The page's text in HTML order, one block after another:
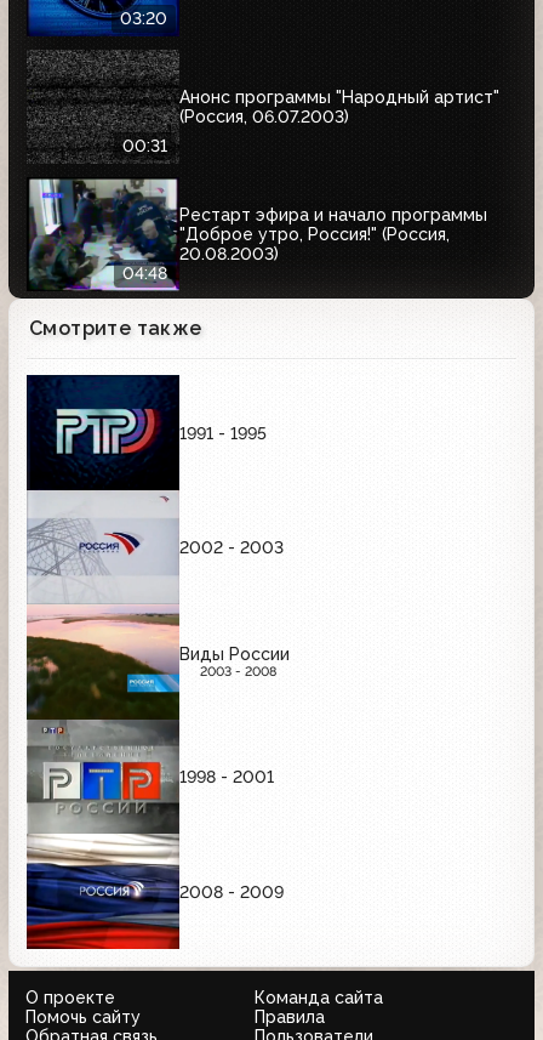
03:20
00:31
Анонс программы "Народный артист"
(Россия, 06.07.2003)
04:48
Рестарт эфира и начало программы
"Доброе утро, Россия!" (Россия,
20.08.2003)
Смотрите также
1991 - 1995
2002 - 2003
Виды России
2003 - 2008
1998 - 2001
2008 - 2009
О проекте
Команда сайта
Помочь сайту
Правила